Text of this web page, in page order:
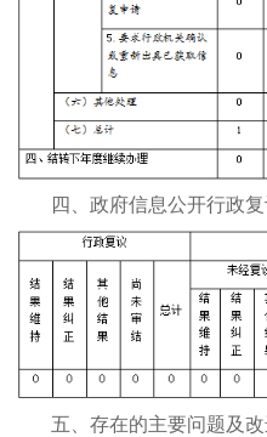
四、政府信息公开行政复
五、存在的主要问题及改